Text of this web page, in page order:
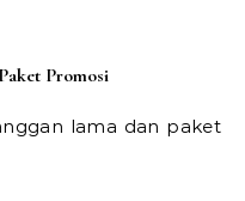
Promosi
lama dan paket